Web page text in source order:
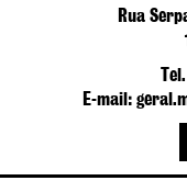
Rua
E-mail: